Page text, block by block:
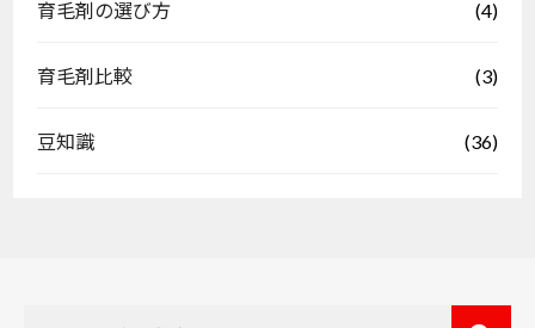
育毛剤の選び方 (4)
育毛剤比較 (3)
豆知識 (36)